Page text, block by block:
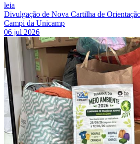
leia
Divulgação de Nova Cartilha de
Campi da Unicamp
06 jul 2026